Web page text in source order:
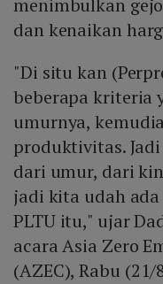
menimbulkan
dan kenaikan
"Di situ kan
beberapa kriteria
umurnya,
produktivitas.
dari umur, dari
jadi kita udah
PLTU itu," ujar
acara Asia Zero
(AZEC), Rabu (21/